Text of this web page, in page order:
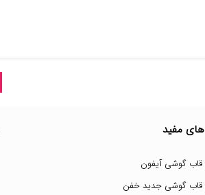
های مفید
قاب گوشی آیفون
قاب گوشی جدید خفن